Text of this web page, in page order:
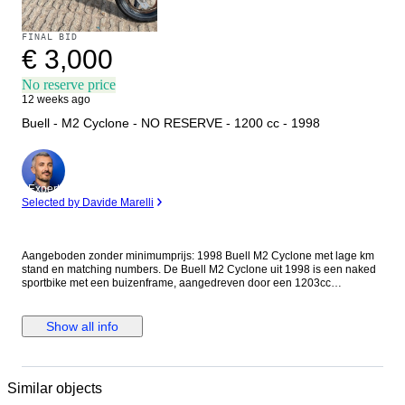
FINAL BID
€ 3,000
No reserve price
12 weeks ago
Buell - M2 Cyclone - NO RESERVE - 1200 cc - 1998
Expert
Selected by Davide Marelli
Aangeboden zonder minimumprijs: 1998 Buell M2 Cyclone met lage km
stand en matching numbers. De Buell M2 Cyclone uit 1998 is een naked
sportbike met een buizenframe, aangedreven door een 1203cc
toercapaciteiten. De motorfiets rijdt, remt en schakelt, maar heeft een
aantal jaren stil gestaan. Zal dus verder even nagekeken moeten worden
komen bekijken en proef te rijden alvorens u een bod plaatst. Origineel
Voor kopers uit het buitenland kunnen Europees geaccepteerde export
Show all info
Similar objects